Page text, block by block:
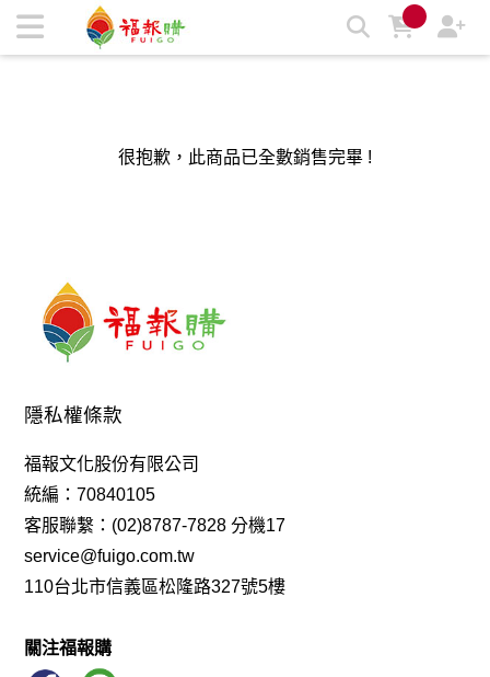
福報購蔬食購物商城，台灣第一素食、環保、愛地球的蔬食購物
商城 | 福報購蔬食購物商城
很抱歉，此商品已全數銷售完畢 !
隱私權條款
福報文化股份有限公司
統編：70840105
客服聯繫：(02)8787-7828 分機17
service@fuigo.com.tw
110台北市信義區松隆路327號5樓
關注福報購